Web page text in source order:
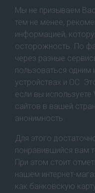
Мы не призываем
тем не менее,
информацией,
осторожность. По
через разные
пользоваться
устройствах и ОС.
если вы
сайтов в вашей
анонимность.
Для этого
понравившийся вам
При этом стоит
нашем интернет-
как банковскую